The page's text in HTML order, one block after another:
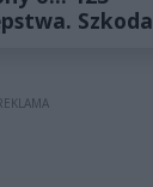
Szkoda